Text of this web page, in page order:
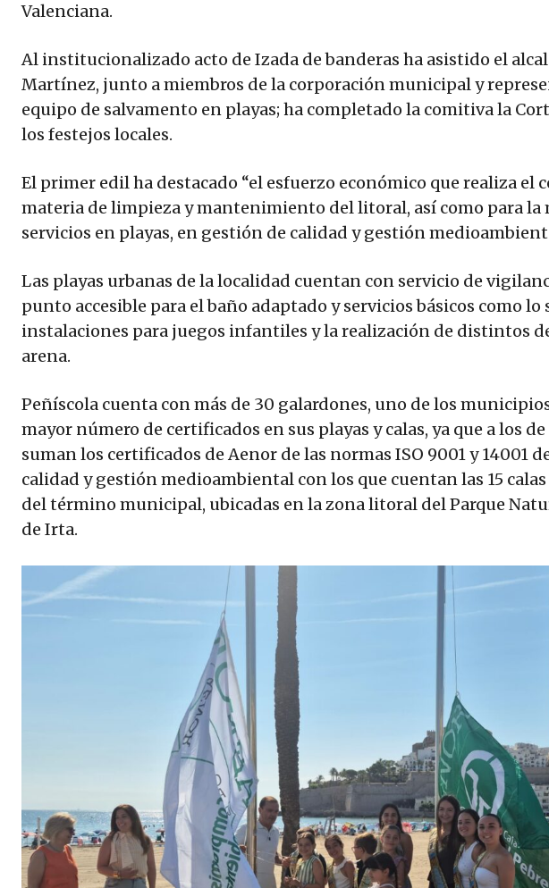
Valenciana.
Al institucionalizado acto de Izada de banderas ha asistido el
Martínez, junto a miembros de la corporación municipal y
equipo de salvamento en playas; ha completado la comitiva la
los festejos locales.
El primer edil ha destacado “el esfuerzo económico que realiza el
materia de limpieza y mantenimiento del litoral, así como para la
servicios en playas, en gestión de calidad y gestión
Las playas urbanas de la localidad cuentan con servicio de
punto accesible para el baño adaptado y servicios básicos como lo
instalaciones para juegos infantiles y la realización de distintos
arena.
Peñíscola cuenta con más de 30 galardones, uno de los
mayor número de certificados en sus playas y calas, ya que a los
suman los certificados de Aenor de las normas ISO 9001 y 14001
calidad y gestión medioambiental con los que cuentan las 15
del término municipal, ubicadas en la zona litoral del Parque
de Irta.